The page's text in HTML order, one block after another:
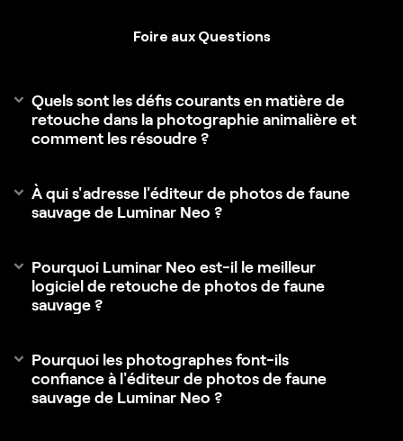
Foire aux Questions
Quels sont les défis courants en matière de
retouche dans la photographie animalière et
comment les résoudre ?
À qui s'adresse l'éditeur de photos de faune
sauvage de Luminar Neo ?
Pourquoi Luminar Neo est-il le meilleur
logiciel de retouche de photos de faune
sauvage ?
Pourquoi les photographes font-ils
confiance à l'éditeur de photos de faune
sauvage de Luminar Neo ?